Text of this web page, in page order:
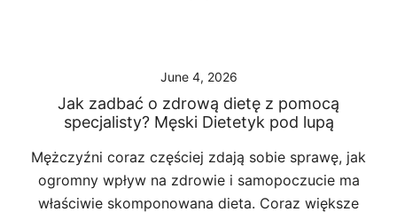
June 4, 2026
Jak zadbać o zdrową dietę z pomocą
specjalisty? Męski Dietetyk pod lupą
Mężczyźni coraz częściej zdają sobie sprawę, jak
ogromny wpływ na zdrowie i samopoczucie ma
właściwie skomponowana dieta. Coraz większe